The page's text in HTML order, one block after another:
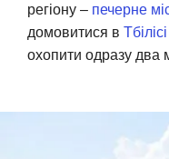
регіону – печерне
домовитися в Тбілісі
охопити одразу два